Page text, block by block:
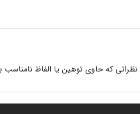
که حاوی توهین یا الفاظ